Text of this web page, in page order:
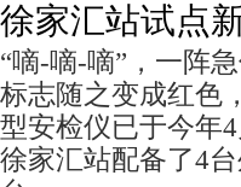
徐家汇站试点
“嘀-嘀-嘀”，一阵
标志随之变成红色
型安检仪已于今年
徐家汇站配备了4